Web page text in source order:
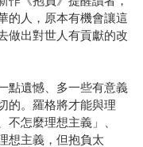
的人，原本有機會讓這
做出對世人有貢獻的改
點遺憾、多一些有意義
的。羅格將才能與理
怎麼理想主義」、
想主義，但抱負太